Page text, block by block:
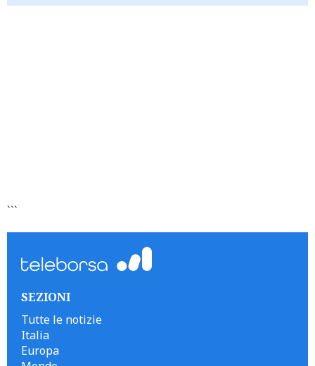
```
SEZIONI
Tutte le notizie
Italia
Europa